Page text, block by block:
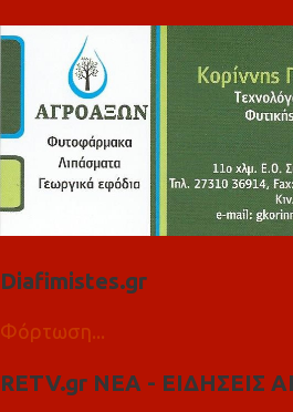
Diafimistes.gr
Φόρτωση...
RETV.gr ΝΕΑ - ΕΙΔΗΣΕΙΣ